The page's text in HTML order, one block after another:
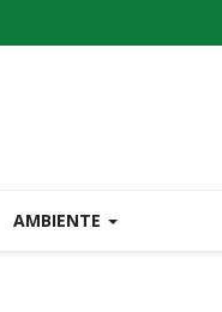
AMBIENTE